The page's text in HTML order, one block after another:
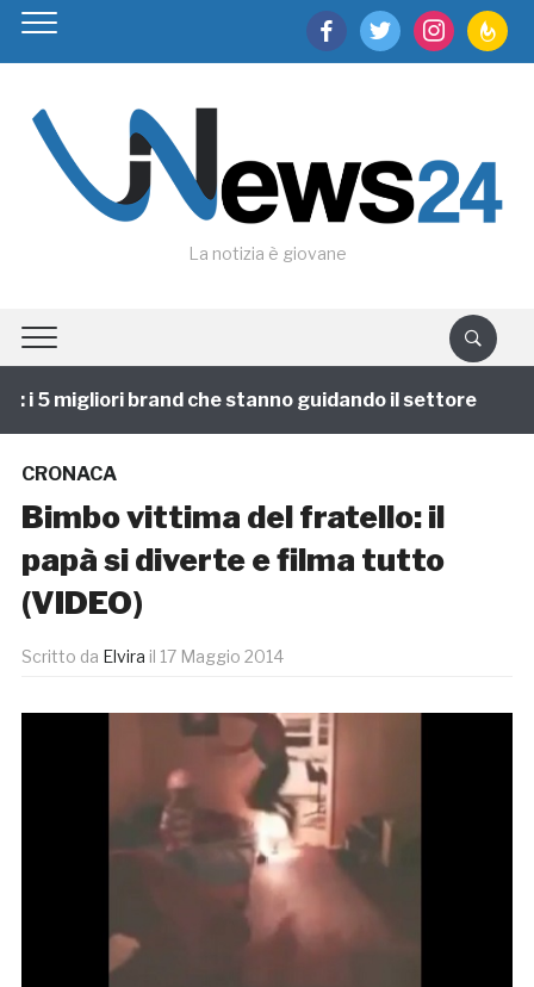
facebooktwitter instagram
La notizia è giovane
5 migliori brand che stanno guidando il settore
CRONACA
Bimbo vittima del fratello: il
papà si diverte e filma tutto
(VIDEO)
Scritto da Elvira il 17 Maggio 2014